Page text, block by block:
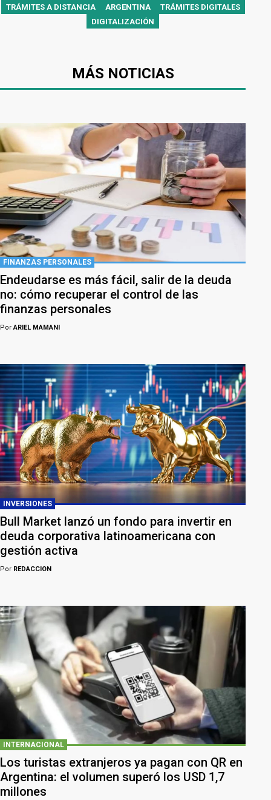
TRÁMITES A DISTANCIA ARGENTINA
TRÁMITES DIGITALES
DIGITALIZACIÓN
MÁS NOTICIAS
FINANZAS PERSONALES
Endeudarse es más fácil, salir de la deuda
no: cómo recuperar el control de las
finanzas personales
PorARIEL MAMANI
INVERSIONES
Bull Market lanzó un fondo para invertir en
deuda corporativa latinoamericana con
gestión activa
Por REDACCION
INTERNACIONAL
Los turistas extranjeros ya pagan con QR en
Argentina: el volumen superó los USD 1,7
millones